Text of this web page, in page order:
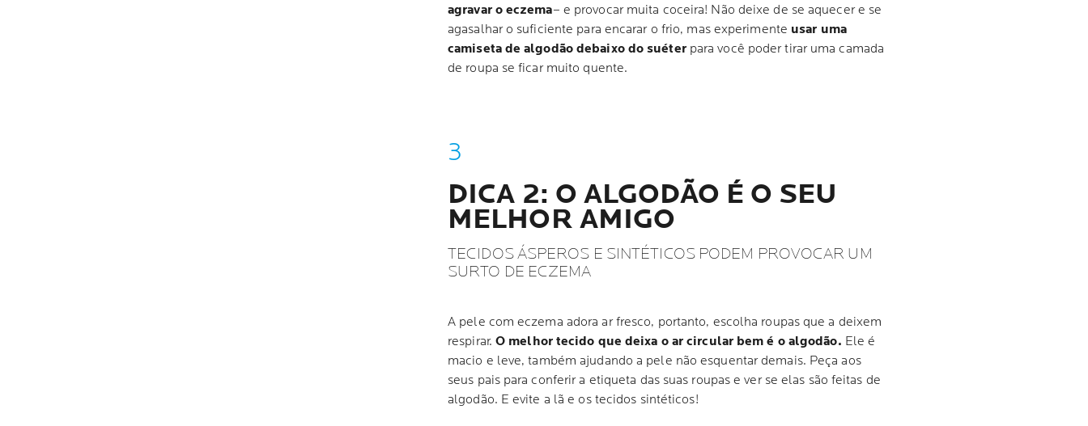
agravar o eczema– e provocar muita coceira! Não deixe de se aquecer e se
agasalhar o suficiente para encarar o frio, mas experimente usar uma
camiseta de algodão debaixo do suéterpara você poder tirar uma camada
de roupa se ficar muito quente.
DICA 2: O ALGODÃO É O SEU
MELHOR AMIGO
TECIDOS ÁSPEROS E SINTÉTICOS PODEM PROVOCAR UM
SURTO DE ECZEMA
A pele com eczema adora ar fresco, portanto, escolha roupas que a deixem
respirar. O melhor tecido que deixa o ar circular bem é o algodão. Ele é
macio e leve, também ajudando a pele não esquentar demais. Peça aos
seus pais para conferir a etiqueta das suas roupas e ver se elas são feitas de
algodão. E evite a lã e os tecidos sintéticos!